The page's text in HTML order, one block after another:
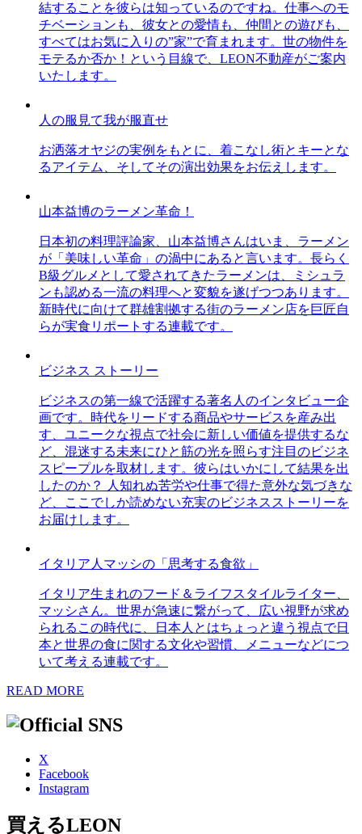
結することを彼らは知っているのですね。仕事へのモ
チベーションも、彼女との愛情も、仲間との遊びも、
すべてはお気に入りの”家”で育まれます。世の物件を
モテるか否か！という目線で、LEON不動産がご案内
いたします。
人の服見て我が服直せ
お洒落オヤジの実例をもとに、着こなし術とキーとな
るアイテム、そしてその演出効果をお伝えします。
山本益博のラーメン革命！
日本初の料理評論家、山本益博さんはいま、ラーメン
が「美味しい革命」の渦中にあると言います。長らく
B級グルメとして愛されてきたラーメンは、ミシュラ
ンも認める一流の料理へと変貌を遂げつつあります。
新時代に向けて群雄割拠する街のラーメン店を巨匠自
らが実食リポートする連載です。
ビジネス ストーリー
ビジネスの第一線で活躍する著名人のインタビュー企
画です。時代をリードする商品やサービスを産み出
す、ユニークな視点で社会に新しい価値を提供するな
ど、混迷する未来にひと筋の光を照らす注目のビジネ
スピープルを取材します。彼らはいかにして結果を出
したのか？ 人知れぬ苦労や仕事で得た意外な気づきな
ど、ここでしか読めない充実のビジネスストーリーを
お届けします。
イタリア人マッシの「思考する食欲」
イタリア生まれのフード＆ライフスタイルライター、
マッシさん。世界が急速に繋がって、広い視野が求め
られるこの時代に、日本人とはちょっと違う視点で日
本と世界の食に関する文化や習慣、メニューなどにつ
いて考える連載です。
READ MORE
X
Facebook
Instagram
買えるLEON